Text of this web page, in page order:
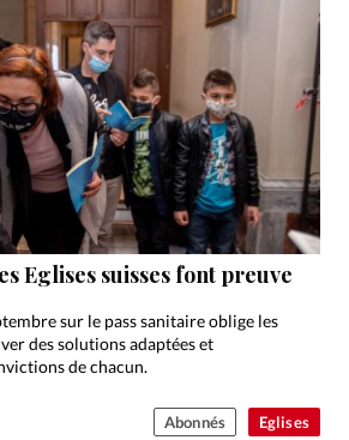
Eglises
Eglises suisses font preuve
sur le pass sanitaire oblige les
des solutions adaptées et
de chacun.
Abonnés